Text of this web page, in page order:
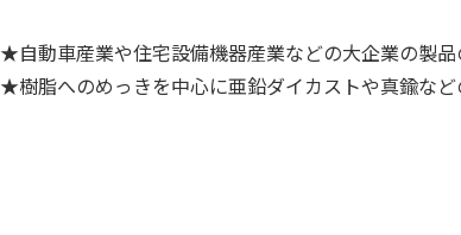
★自動車産業や住宅設備機器産業などの大企業の製品
★樹脂へのめっきを中心に亜鉛ダイカストや真鍮な